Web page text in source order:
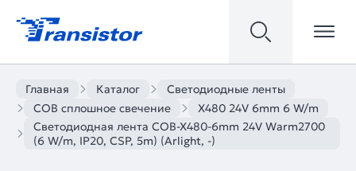
Главная Каталог
Светодиодные ленты
COB сплошное свечение
X480 24V 6mm 6 W/m
Светодиодная лента COB-X480-6mm 24V Warm2700
(6 W/m, IP20, CSP, 5m) (Arlight, -)